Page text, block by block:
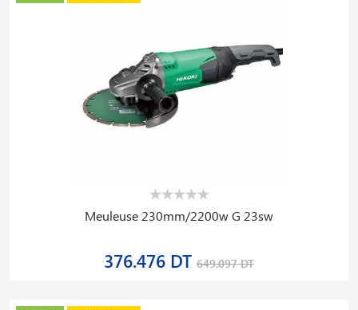
Meuleuse 230mm/2200w G 23sw
376.476 DT 649.097 DT